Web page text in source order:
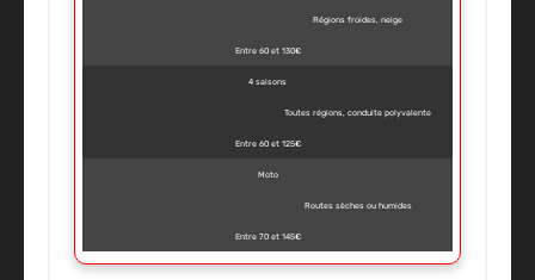
Régions froides, neige
Entre 60 et 130€
4 saisons
Toutes régions, conduite polyvalente
Entre 60 et 125€
Moto
Routes sèches ou humides
Entre 70 et 145€